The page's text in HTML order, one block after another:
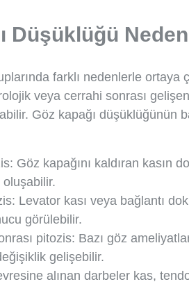
Düşüklüğü
farklı nedenlerle ortaya
veya cerrahi sonrası
Göz kapağı düşüklüğünün
Göz kapağını kaldıran kasın
Levator kası veya bağlantı
görülebilir.
pitozis: Bazı göz
gelişebilir.
alınan darbeler kas,